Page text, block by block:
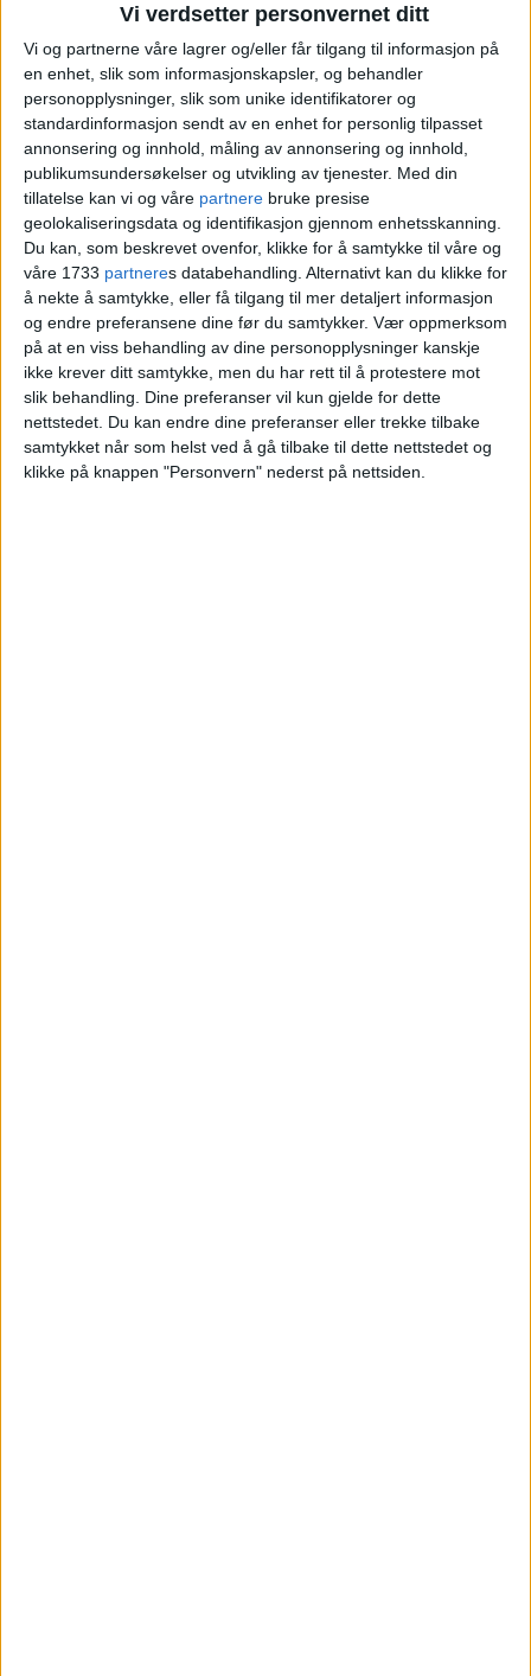
Vi verdsetter personvernet ditt
Vi og partnerne våre lagrer og/eller får tilgang til informasjon på
en enhet, slik som informasjonskapsler, og behandler
personopplysninger, slik som unike identifikatorer og
standardinformasjon sendt av en enhet for personlig tilpasset
annonsering og innhold, måling av annonsering og innhold,
publikumsundersøkelser og utvikling av tjenester. Med din
tillatelse kan vi og våre partnere bruke presise
geolokaliseringsdata og identifikasjon gjennom enhetsskanning.
Du kan, som beskrevet ovenfor, klikke for å samtykke til våre og
våre 1733 partneres databehandling. Alternativt kan du klikke for
å nekte å samtykke, eller få tilgang til mer detaljert informasjon
og endre preferansene dine før du samtykker. Vær oppmerksom
på at en viss behandling av dine personopplysninger kanskje
ikke krever ditt samtykke, men du har rett til å protestere mot
slik behandling. Dine preferanser vil kun gjelde for dette
nettstedet. Du kan endre dine preferanser eller trekke tilbake
samtykket når som helst ved å gå tilbake til dette nettstedet og
klikke på knappen "Personvern" nederst på nettsiden.
trikkelinjer fortsatt påvirket.
Kommunen kastet ut
leietakerne. Fem år senere
står hyttene ved
Ekebergsletta fortsatt